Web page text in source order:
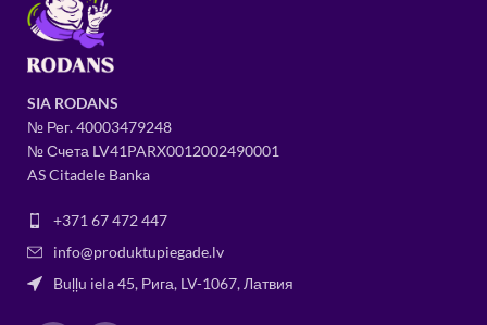
SIA RODANS
№ Рег.40003479248
№ Счета LV41PARX0012002490001
AS Citadele Banka
+371 67 472 447
info@produktupiegade.lv
Buļļu iela 45, Рига, LV-1067, Латвия